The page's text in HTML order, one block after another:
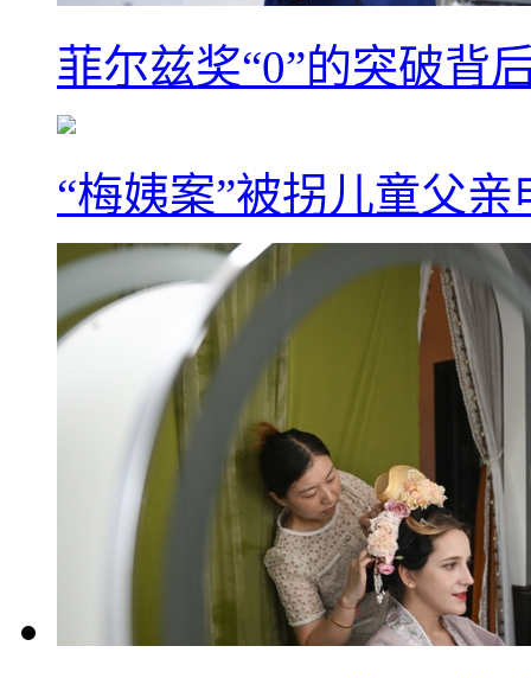
菲尔兹奖“0”的突破背
“梅姨案”被拐儿童父